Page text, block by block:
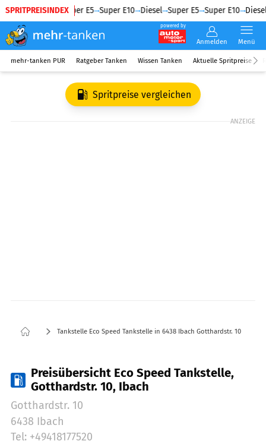
SPRITPREISINDEX
Diesel Super E5 Super E10 Diesel Super E5 Super E10 Diesel
powered by
Anmelden Menü
mehr-tanken PUR Ratgeber Tanken Wissen Tanken Aktuelle Spritpreise
Spritpreise vergleichen
ANZEIGE
Tankstelle Eco Speed Tankstelle in 6438 Ibach Gotthardstr. 10
Preisübersicht Eco Speed Tankstelle,
Gotthardstr. 10, Ibach
Gotthardstr. 10
6438 Ibach
Tel: +49418177520